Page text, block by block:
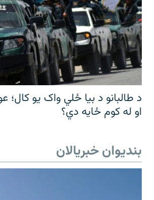
د طالبانو د بیا ځلي واک یو کال؛
او له کوم ځایه دي؟
بندیوان خبریالان